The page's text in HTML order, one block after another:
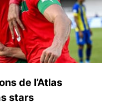
de l’Atlas
stars